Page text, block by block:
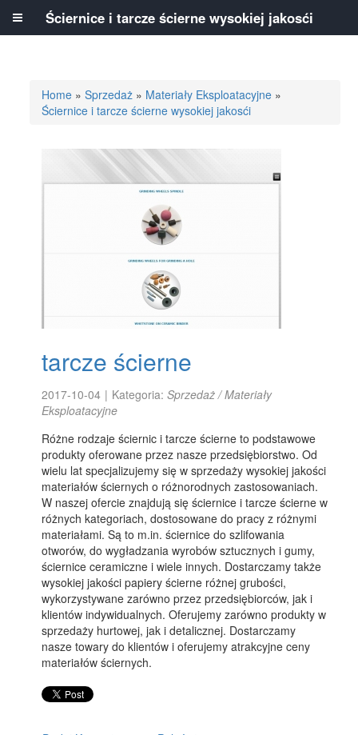
Home »Sprzedaż » Materiały Eksploatacyjne »
Ściernice i tarcze ścierne wysokiej jakosći
tarcze ścierne
2017-10-04 | Kategoria:Sprzedaż / Materiały
Eksploatacyjne
Różne rodzaje ściernic i tarcze ścierne to podstawowe
produkty oferowane przez nasze przedsiębiorstwo. Od
wielu lat specjalizujemy się w sprzedaży wysokiej jakości
materiałów ściernych o różnorodnych zastosowaniach.
W naszej ofercie znajdują się ściernice i tarcze ścierne w
różnych kategoriach, dostosowane do pracy z różnymi
materiałami. Są to m.in. ściernice do szlifowania
otworów, do wygładzania wyrobów sztucznych i gumy,
ściernice ceramiczne i wiele innych. Dostarczamy także
wysokiej jakości papiery ścierne różnej grubości,
wykorzystywane zarówno przez przedsiębiorców, jak i
klientów indywidualnych. Oferujemy zarówno produkty w
sprzedaży hurtowej, jak i detalicznej. Dostarczamy
nasze towary do klientów i oferujemy atrakcyjne ceny
materiałów ściernych.
Ściernice i tarcze ścierne wysokiej jakosći